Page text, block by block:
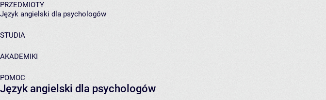
PRZEDMIOTY
Język angielski dla psychologów
STUDIA
AKADEMIKI
POMOC
Język angielski dla psychologów